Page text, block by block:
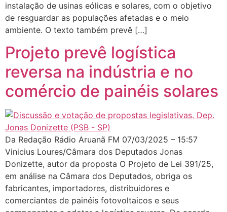
instalação de usinas eólicas e solares, com o objetivo
de resguardar as populações afetadas e o meio
ambiente. O texto também prevê […]
Projeto prevê logística
reversa na indústria e no
comércio de painéis solares
Da Redação Rádio Aruanã FM 07/03/2025 – 15:57
Vinicius Loures/Câmara dos Deputados Jonas
Donizette, autor da proposta O Projeto de Lei 391/25,
em análise na Câmara dos Deputados, obriga os
fabricantes, importadores, distribuidores e
comerciantes de painéis fotovoltaicos e seus